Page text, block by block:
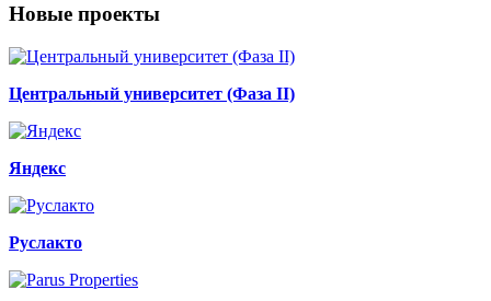
Новые проекты
Центральный университет (Фаза II)
Яндекс
Руслакто